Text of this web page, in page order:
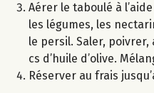
Aérer le taboulé à
les légumes, les
le persil. Saler,
cs d’huile d’olive.
Réserver au frais